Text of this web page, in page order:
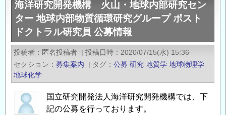
く海洋研究開発機構 火山・地球内部研究セン
ター 地球内部物質循環研究グループ ポスト
ドクトラル研究員 公募情報
投稿者 匿名投稿者 | 投稿日時
2020/07/15(水) 15:36
セクション
募集案内 | タグ 公募 研究 地質学 地球物理学
地球化学
国立研究開発法人海洋研究開発機構では、下
記の公募を行っております。